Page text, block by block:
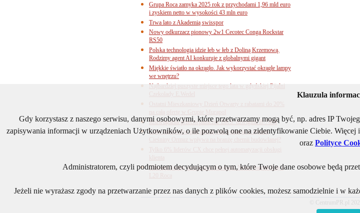
Grupa Roca zamyka 2025 rok z przychodami 1,96 mld euro
i zyskiem netto w wysokości 43 mln euro
Trwa lato z Akademią swisspor
Nowy odkurzacz pionowy 2w1 Cecotec Conga Rockstar
RS50
Polska technologia idzie łeb w łeb z Doliną Krzemową.
Rodzimy agent AI konkuruje z globalnymi gigant
Miękkie światło na okrągło. Jak wykorzystać okrągłe lampy
we wnętrzu?
Najbardziej puszyste miejsce tego lata w gdyńskiej Pijalni
Czekolady E.Wedel
Ostatni Mieszkaniowy Dzień Otwarty z rabatami do 20%
na całą ofertę w Grupie Murapol
Rozwiązania przeciwpaniczne BKS: dźwignia B-7404
Ceny surowców pod presją. Jak sytuacja w rejonie
Cieśniny Ormuz wpływa na branżę chemii budowlanej?
Tylko 6% liderów CX chce pełnej automatyzacji obsługi
klienta
Odwaga formy, precyzja technologii. Nowe baterie Kay i
L20 Roca
© CentrumPR.pl 2026
Klauzula
Gdy korzystasz z naszego serwisu, danymi osobowymi, które przetwarzamy mogą być, np. adres IP
zapisywania informacji w urządzeniach Użytkowników, o ile pozwolą one na zidentyfikowanie Ciebie. Więcej
oraz Polityce
Administratorem, czyli podmiotem decydującym o tym, które Twoje dane osobowe będą
Jeżeli nie wyrażasz zgody na przetwarzanie przez nas danych z plików cookies, możesz samodzielnie i w